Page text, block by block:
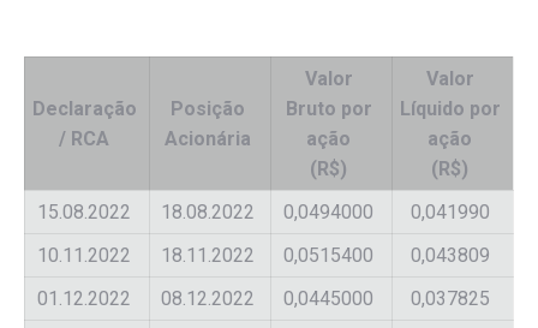
Declaração
/ RCA
Posição
Acionária
Valor
Bruto por
ação
(R$)
Valor
Líquido por
ação
(R$)
15.08.2022
18.08.2022 0,0494000
0,041990
10.11.2022
18.11.2022 0,0515400
0,043809
01.12.2022
08.12.2022 0,0445000
0,037825